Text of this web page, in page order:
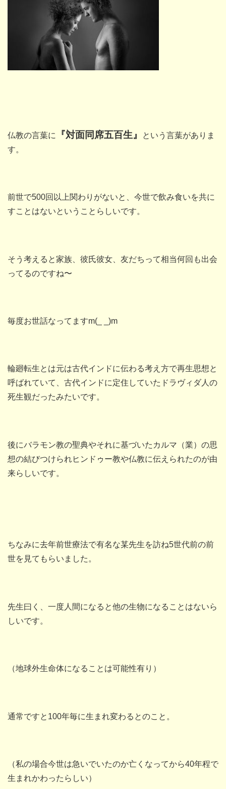
仏教の言葉に 『対面同席五百生』
という言葉がありま
す。
前世で500回以上関わりがないと、今世で飲み食いを共に
すことはないということらしいです。
そう考えると家族、彼氏彼女、友だちって相当何回も出会
ってるのですね〜
毎度お世話なってますm(_ _)m
輪廻転生とは元は古代インドに伝わる考え方で再生思想と
呼ばれていて、古代インドに定住していたドラヴィダ人の
死生観だったみたいです。
後にバラモン教の聖典やそれに基づいたカルマ（業）の思
想の結びつけられヒンドゥー教や仏教に伝えられたのが由
来らしいです。
ちなみに去年前世療法で有名な某先生を訪ね5世代前の前
世を見てもらいました。
先生曰く、一度人間になると他の生物になることはないら
しいです。
（地球外生命体になることは可能性有り）
通常ですと100年毎に生まれ変わるとのこと。
（私の場合今世は急いでいたのか亡くなってから40年程で
生まれかわったらしい）